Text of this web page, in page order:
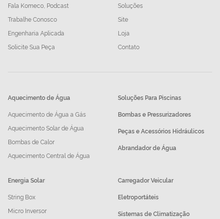
Fala Komeco, Podcast
Trabalhe Conosco
Engenharia Aplicada
Solicite Sua Peça
Soluções
Site
Loja
Contato
Aquecimento de Água
Aquecimento de Água a Gás
Aquecimento Solar de Água
Bombas de Calor
Aquecimento Central de Água
Soluções Para Piscinas
Bombas e Pressurizadores
Peças e Acessórios Hidráulicos
Abrandador de Água
Energia Solar
String Box
Micro Inversor
Carregador Veicular
Eletroportáteis
Sistemas de Climatização